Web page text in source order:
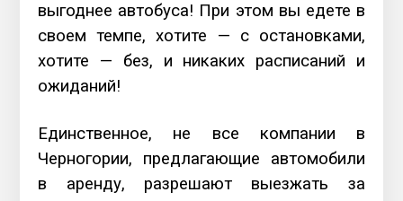
выгоднее автобуса! При этом вы едете в
своем темпе, хотите — с остановками,
хотите — без, и никаких расписаний и
ожиданий!
Единственное, не все компании в
Черногории, предлагающие автомобили
в аренду, разрешают выезжать за